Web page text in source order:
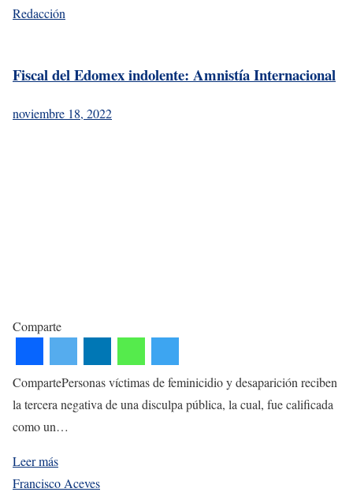
Redacción
Fiscal del Edomex indolente: Amnistía Internacional
noviembre 18, 2022
Comparte
CompartePersonas víctimas de feminicidio y desaparición reciben
la tercera negativa de una disculpa pública, la cual, fue calificada
como un…
Leer más
Francisco Aceves